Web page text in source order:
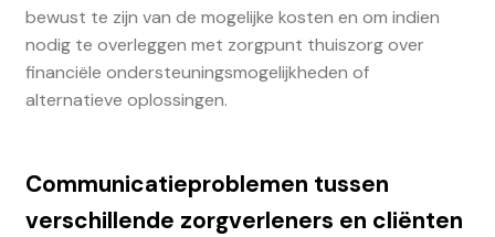
bewust te zijn van de mogelijke kosten en om indien
nodig te overleggen met zorgpunt thuiszorg over
financiële ondersteuningsmogelijkheden of
alternatieve oplossingen.
Communicatieproblemen tussen
verschillende zorgverleners en cliënten